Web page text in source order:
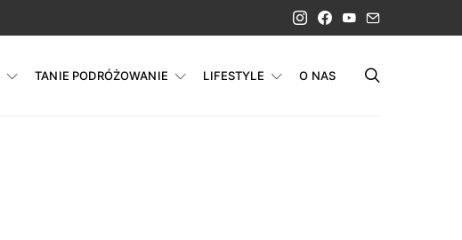
TANIE PODRÓŻOWANIE LIFESTYLE O NAS